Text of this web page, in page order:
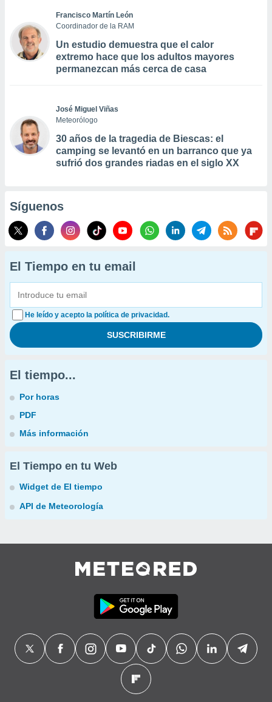
Francisco Martín León
Coordinador de la RAM
Un estudio demuestra que el calor
extremo hace que los adultos mayores
permanezcan más cerca de casa
José Miguel Viñas
Meteorólogo
30 años de la tragedia de Biescas: el
camping se levantó en un barranco que ya
sufrió dos grandes riadas en el siglo XX
Síguenos
El Tiempo en tu email
He leído y acepto la política de privacidad.
El tiempo...
Por horas
PDF
Más información
El Tiempo en tu Web
Widget de El tiempo
API de Meteorología